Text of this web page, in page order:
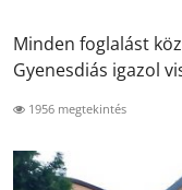
Minden foglalást
Gyenesdiás igazol
1956 megtekintés